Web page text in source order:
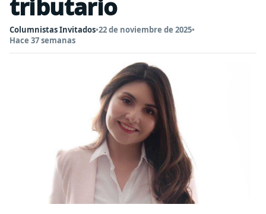
tributario
Columnistas Invitados•22 de noviembre de 2025•
Hace 37 semanas